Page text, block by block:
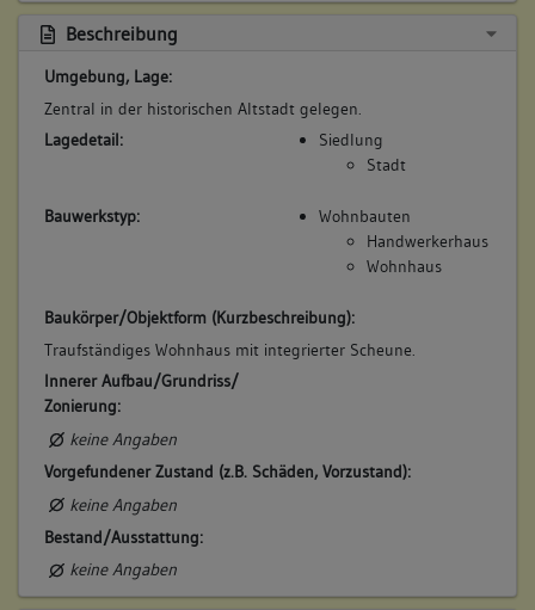
Bemerkung Familie:
Bemerkung Besitz:
Beschreibung:
Weingärtner
Erdgeschoss
Obergeschoss(e)
Dachgeschoss(e)
Untergeschoss(e)
7. Besitzer:in:
(1885)
Allinger, Karl
Bemerkung Familie:
Bemerkung Besitz:
Beschreibung
Umgebung, Lage:
Zentral in der historischen Altstadt gelegen.
Lagedetail:
Siedlung
Stadt
Bauwerkstyp:
Wohnbauten
Handwerkerhaus
Wohnhaus
Baukörper/Objektform (Kurzbeschreibung):
Traufständiges Wohnhaus mit integrierter Scheune.
Innerer Aufbau/Grundriss/
Zonierung:
keine Angaben
Vorgefundener Zustand (z.B. Schäden, Vorzustand):
keine Angaben
Bestand/Ausstattung:
keine Angaben